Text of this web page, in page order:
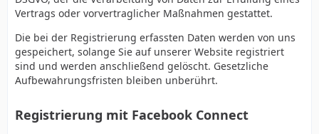
Vertrags oder vorvertraglicher Maßnahmen gestattet.
Die bei der Registrierung erfassten Daten werden von uns
gespeichert, solange Sie auf unserer Website registriert
sind und werden anschließend gelöscht. Gesetzliche
Aufbewahrungsfristen bleiben unberührt.
Registrierung mit Facebook Connect